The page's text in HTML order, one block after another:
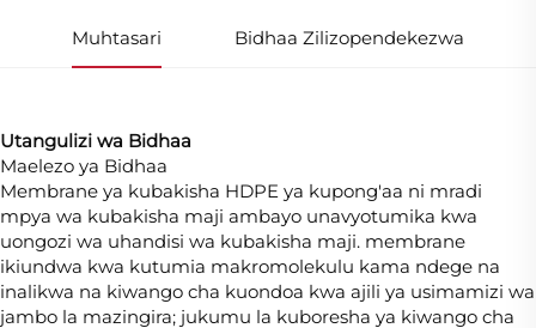
Muhtasari Bidhaa Zilizopendekezwa
Utangulizi wa Bidhaa
Maelezo ya Bidhaa
Membrane ya kubakisha HDPE ya kupong'aa ni mradi
mpya wa kubakisha maji ambayo unavyotumika kwa
uongozi wa uhandisi wa kubakisha maji. membrane
ikiundwa kwa kutumia makromolekulu kama ndege na
inalikwa na kiwango cha kuondoa kwa ajili ya usimamizi wa
jambo la mazingira; jukumu la kuboresha ya kiwango cha